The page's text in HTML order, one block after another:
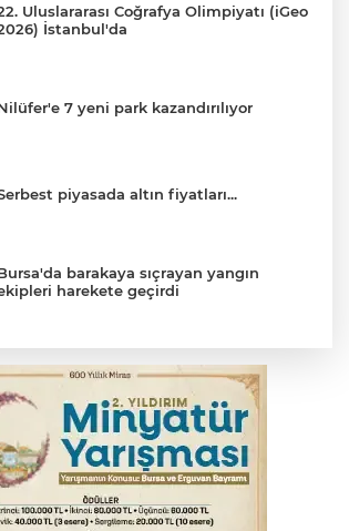
Uluslararası Coğrafya Olimpiyatı (iGeo
İstanbul'da
7 yeni park kazandırılıyor
piyasada altın fiyatları...
barakaya sıçrayan yangın
harekete geçirdi
primle çalışanlara müjde